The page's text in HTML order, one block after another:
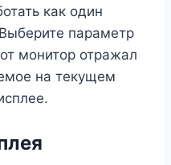
как один
параметр
монитор отражал
на текущем